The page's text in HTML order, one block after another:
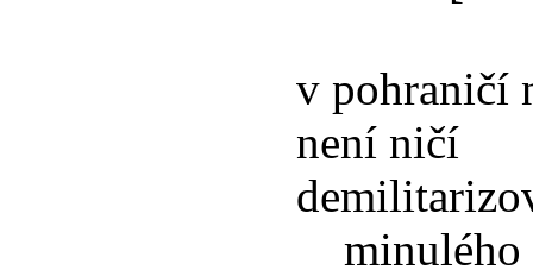
v pohraničí
není ničí
minulého